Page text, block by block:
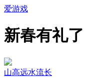
爱游戏
新春有礼了
山高远水流长